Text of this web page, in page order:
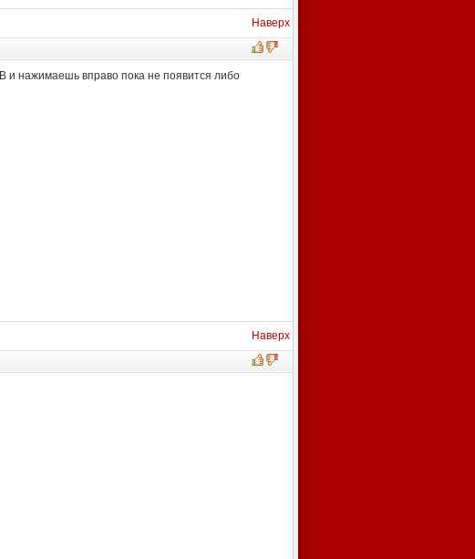
Наверх
и нажимаешь вправо пока не появится либо
Наверх